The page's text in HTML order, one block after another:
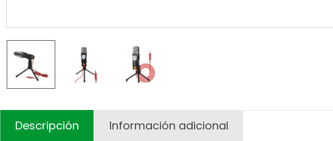
Descripción Información adicional